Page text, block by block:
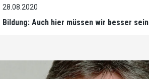
28.08.2020
Bildung: Auch hier müssen wir besser sein